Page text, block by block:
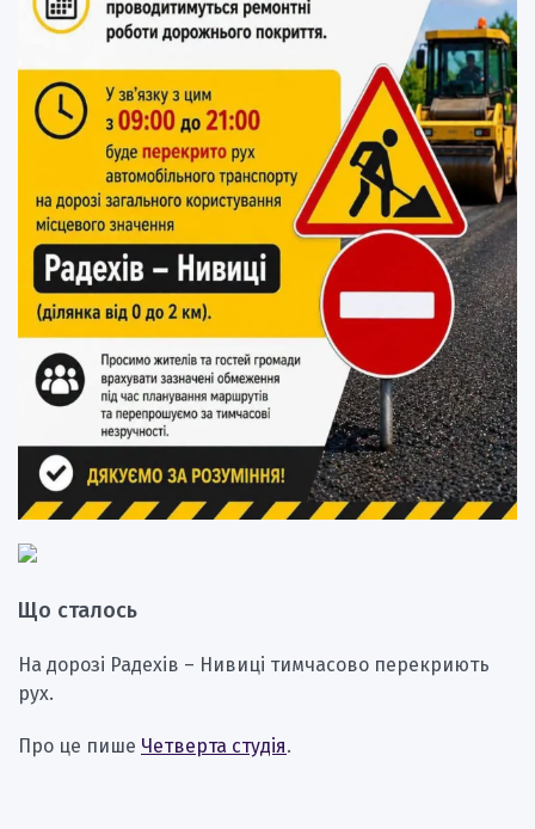
Що сталось
На дорозі Радехів – Нивиці тимчасово перекриють
рух.
Про це пише Четверта студія.